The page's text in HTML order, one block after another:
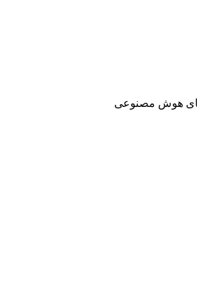
های هوش مصنوعی